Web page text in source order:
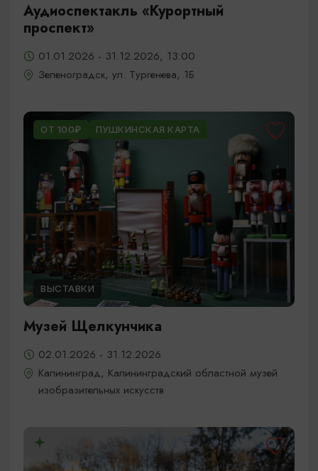
Аудиоспектакль «Курортный
проспект»
01.01.2026 - 31.12.2026, 13:00
Зеленоградск, ул. Тургенева, 1Б
ОТ 100₽ ПУШКИНСКАЯ КАРТА
ВЫСТАВКИ
Музей Щелкунчика
02.01.2026 - 31.12.2026
Калининград, Калининградский областной музей
изобразительных искусств